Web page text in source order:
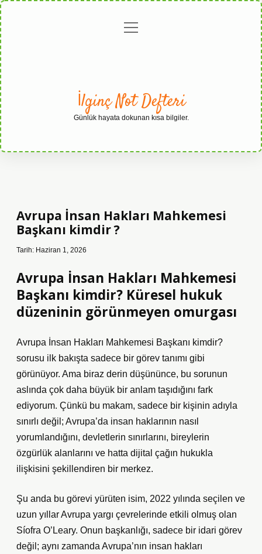
Gizlilikmenüyü
İlginç Not Defteri
Günlük hayata dokunan kısa bilgiler.
Avrupa İnsan Hakları Mahkemesi
Başkanı kimdir ?
Tarih: Haziran 1, 2026
Avrupa İnsan Hakları Mahkemesi
Başkanı kimdir? Küresel hukuk
düzeninin görünmeyen omurgası
Avrupa İnsan Hakları Mahkemesi Başkanı kimdir?
sorusu ilk bakışta sadece bir görev tanımı gibi
görünüyor. Ama biraz derin düşününce, bu sorunun
aslında çok daha büyük bir anlam taşıdığını fark
ediyorum. Çünkü bu makam, sadece bir kişinin adıyla
sınırlı değil; Avrupa’da insan haklarının nasıl
yorumlandığını, devletlerin sınırlarını, bireylerin
özgürlük alanlarını ve hatta dijital çağın hukukla
ilişkisini şekillendiren bir merkez.
Şu anda bu görevi yürüten isim, 2022 yılında seçilen ve
uzun yıllar Avrupa yargı çevrelerinde etkili olmuş olan
Síofra O’Leary. Onun başkanlığı, sadece bir idari görev
değil; aynı zamanda Avrupa’nın insan hakları